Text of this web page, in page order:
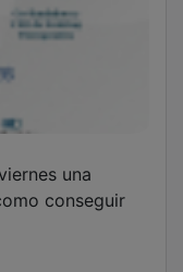
conseguir